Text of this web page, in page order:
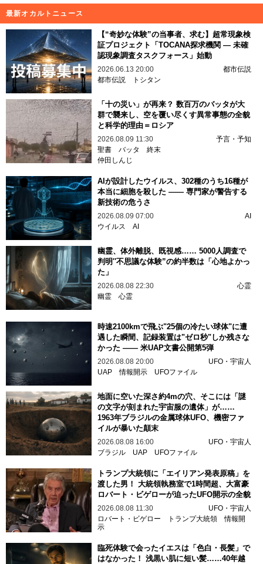
最新オカルトニュース
【“奇妙な体験”の当事者、求む】超常現象検
証プロジェクト「TOCANA探求機関 — 未確
認現象調査タスクフォース」始動
2026.06.13 20:00
都市伝説
都市伝説
トシタン
「十の災い」が再来？ 数百万のバッタが大
群で襲来し、空を覆い尽くす異常事態の全貌
と科学的理由＝ロシア
2026.08.09 11:30
予言・予知
聖書 バッタ 終末
仲田しんじ
AIが設計したウイルス、302種のうち16種が
本当に細胞を殺した —— 専門家が警告する
新技術の危うさ
2026.08.09 07:00
AI
ウイルス AI
幽霊、体外離脱、既視感…… 5000人調査で
判明″不思議な体験”の約半数は「心地よかっ
た」
2026.08.08 22:30
心霊
幽霊 心霊
時速2100kmで飛ぶ"25個の冷たい球体"に遭
遇した瞬間、記録装置は"ゼロ秒"しか残さな
かった —— 米UAP文書公開第5弾
2026.08.08 20:00
UFO・宇宙人
UAP情報開示 UFOファイル
地面に空いた深さ約4mの穴、そこには「謎
の文字が刻まれた宇宙服の遺体」が……
1963年ブラジルの金属球体UFO、機密ファ
イルが暴いた顛末
2026.08.08 16:00
UFO・宇宙人
ブラジル
UAP UFOファイル
トランプ大統領に「エイリアン発表原稿」を
渡した男！ 大統領執務室で1時間超、大富豪
ロバート・ビゲローが迫ったUFO開示の全貌
2026.08.08 11:30
UFO・宇宙人
ロバート・ビゲロー
トランプ大統領情報開
示
臨死体験で会ったイエスは「色白・長髪」で
はなかった！ 浅黒い肌に短い髪……40年越